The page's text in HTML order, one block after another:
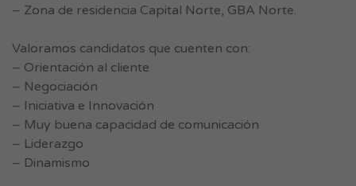
– Zona de residencia Capital Norte, GBA Norte.
Valoramos candidatos que cuenten con:
– Orientación al cliente
– Negociación
– Iniciativa e Innovación
– Muy buena capacidad de comunicación
– Liderazgo
– Dinamismo